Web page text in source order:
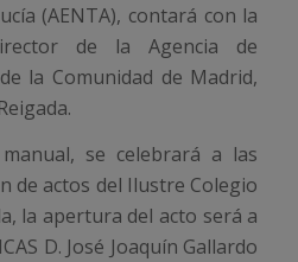
(AENTA), contará con la
de la Agencia de
la Comunidad de Madrid,
se celebrará a las
de actos del Ilustre Colegio
la apertura del acto será a
D. José Joaquín Gallardo